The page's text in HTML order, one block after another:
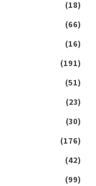
(18)
(66)
(16)
(191)
(51)
(23)
(30)
(176)
(42)
(99)